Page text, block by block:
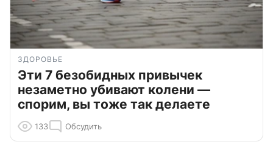
ЗДОРОВЬЕ
Эти 7 безобидных привычек
незаметно убивают колени —
спорим, вы тоже так делаете
133 Обсудить